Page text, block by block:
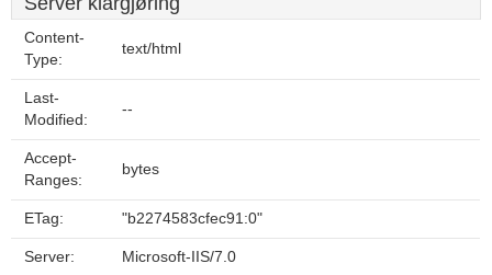
Content-
Type:
text/html
Last-
Modified:
--
Accept-
Ranges:
bytes
ETag: "b2274583cfec91:0"
Server: Microsoft-IIS/7.0